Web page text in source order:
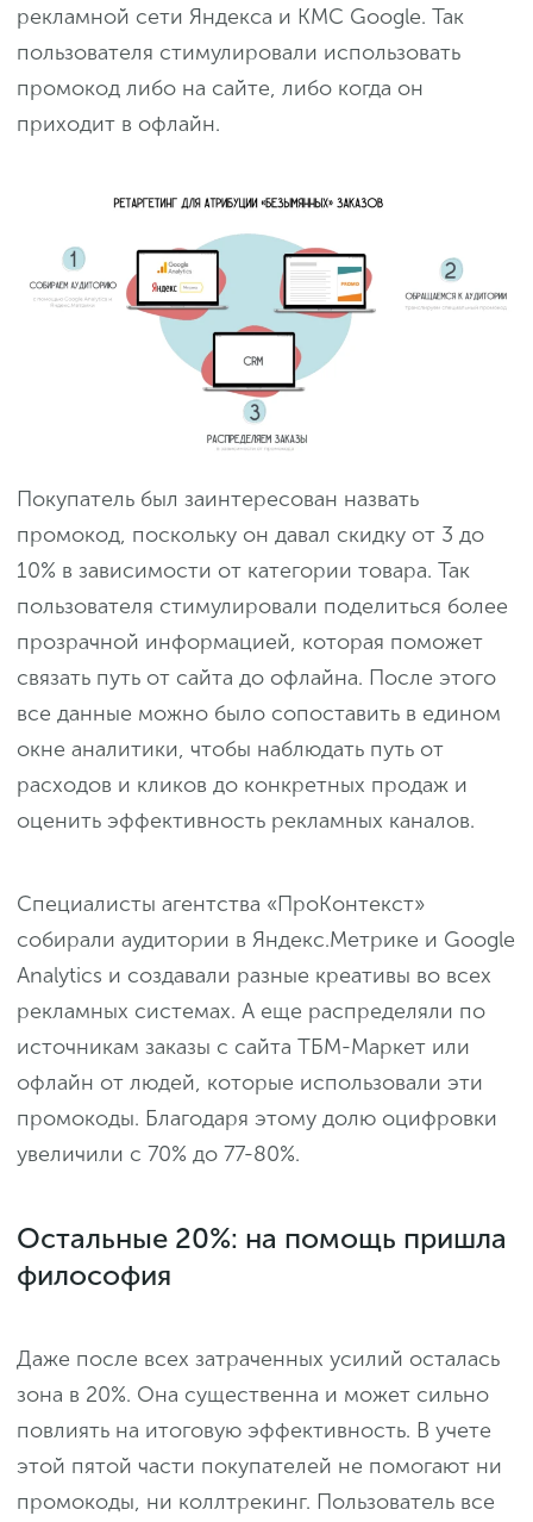
рекламной сети Яндекса и КМС Google. Так
пользователя стимулировали использовать
промокод либо на сайте, либо когда он
приходит в офлайн.
Покупатель был заинтересован назвать
промокод, поскольку он давал скидку от 3 до
10% в зависимости от категории товара. Так
пользователя стимулировали поделиться более
прозрачной информацией, которая поможет
связать путь от сайта до офлайна. После этого
все данные можно было сопоставить в едином
окне аналитики, чтобы наблюдать путь от
расходов и кликов до конкретных продаж и
оценить эффективность рекламных каналов.
Специалисты агентства «ПроКонтекст»
собирали аудитории в Яндекс.Метрике и Google
Analytics и создавали разные креативы во всех
рекламных системах. А еще распределяли по
источникам заказы с сайта ТБМ-Маркет или
офлайн от людей, которые использовали эти
промокоды. Благодаря этому долю оцифровки
увеличили с 70% до 77-80%.
Остальные 20%: на помощь пришла
философия
Даже после всех затраченных усилий осталась
зона в 20%. Она существенна и может сильно
повлиять на итоговую эффективность. В учете
этой пятой части покупателей не помогают ни
промокоды, ни коллтрекинг. Пользователь все